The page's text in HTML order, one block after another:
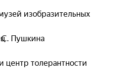
изобразительных
С. Пушкина
центр толерантности